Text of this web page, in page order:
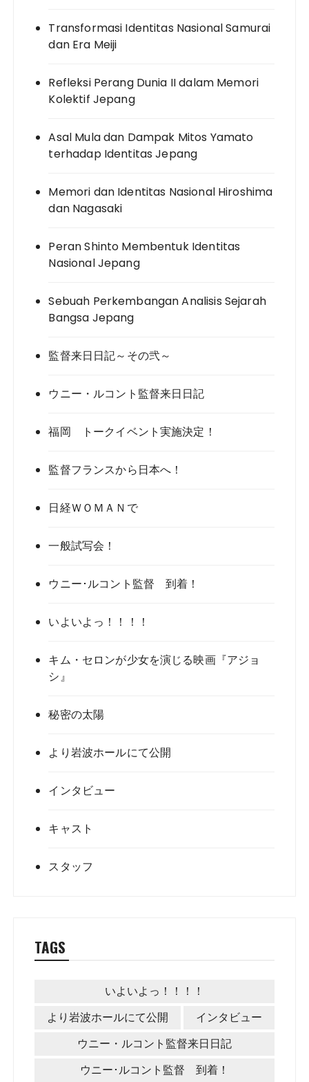
Transformasi Identitas Nasional Samurai
dan Era Meiji
Refleksi Perang Dunia II dalam Memori
Kolektif Jepang
Asal Mula dan Dampak Mitos Yamato
terhadap Identitas Jepang
Memori dan Identitas Nasional Hiroshima
dan Nagasaki
Peran Shinto Membentuk Identitas
Nasional Jepang
Sebuah Perkembangan Analisis Sejarah
Bangsa Jepang
監督来日日記～その弐～
ウニー・ルコント監督来日日記
福岡 トークイベント実施決定！
監督フランスから日本へ！
日経ＷＯＭＡＮで
一般試写会！
ウニー･ルコント監督 到着！
いよいよっ！！！！
キム・セロンが­少女を演じる映画『アジョ
シ』
秘密の太陽
より岩波ホールにて公開
インタビュー
キャスト
スタッフ
TAGS
いよいよっ！！！！
より岩波ホールにて公開
インタビュー
ウニー・ルコント監督来日日記
ウニー･ルコント監督 到着！